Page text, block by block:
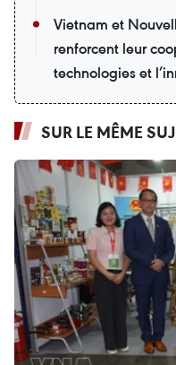
Vietnam et
renforcent leur
technologies et
SUR LE MÊME